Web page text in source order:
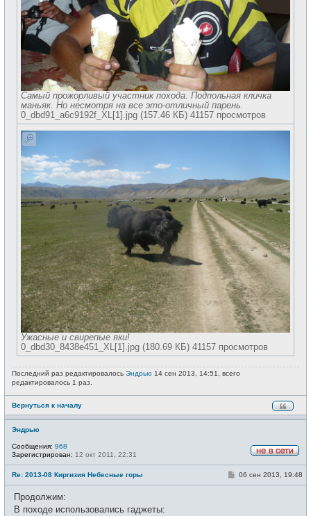
Самый прожорливый участник похода. Подпольная кличка
маньяк. Но несмотря на все это-отличный парень.
0_dbd91_a6c9192f_XL[1].jpg (157.46 КБ) 41157 просмотров
Ужасные и свирепые яки!
0_dbd30_8438e451_XL[1].jpg (180.69 КБ) 41157 просмотров
Последний раз редактировалось Эндрью 14 сен 2013, 14:51, всего
редактировалось 1 раз.
Вернуться к началу
Эндрью
в
с
Сообщения: 968
Зарегистрирован: 12 окт 2011, 22:31
Re: 2013-08 Киргизия Небесные горы
С06 сен 2013, 19:48
Продолжим:
В походе использовались гаджеты: